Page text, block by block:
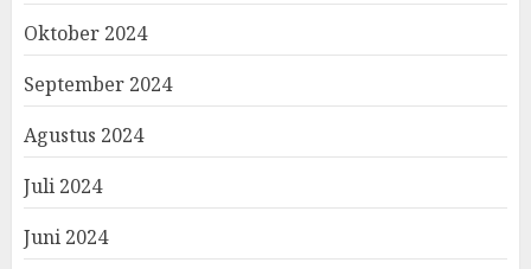
Oktober 2024
September 2024
Agustus 2024
Juli 2024
Juni 2024